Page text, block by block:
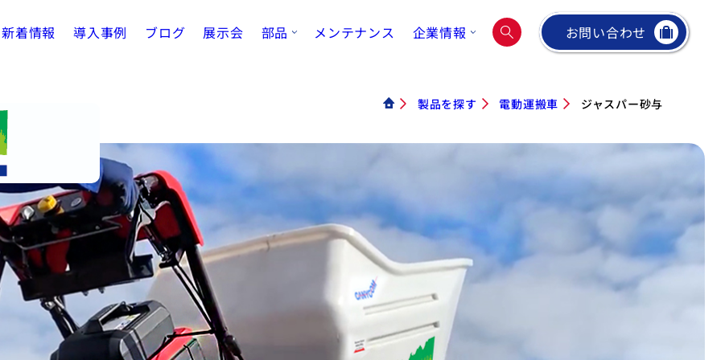
新着情報 導入事例 ブログ 展示会 部品 メンテナンス 企業情報 お問い合わせ
製品を探す 電動運搬車 ジャスパー砂与